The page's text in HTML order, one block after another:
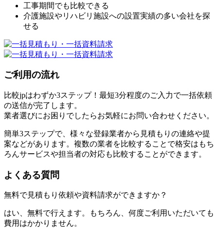
工事期間でも比較できる
介護施設やリハビリ施設への設置実績の多い会社を探
せる
ご利用の流れ
比較jpはわずか3ステップ！最短3分程度のご入力で一括依頼
の送信が完了します。
業者選びにお困りでしたらお気軽にお問い合わせください。
簡単3ステップで、様々な登録業者から見積もりの連絡や提
案などがあります。複数の業者を比較することで格安はもち
ろんサービスや担当者の対応も比較することができます。
よくある質問
無料で見積もり依頼や資料請求ができますか？
はい、無料で行えます。もちろん、何度ご利用いただいても
費用はかかりません。